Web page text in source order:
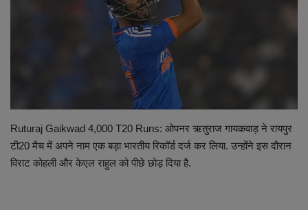
धर्म एवं ज्योतिष
Ruturaj Gaikwad 4,000 T20 Runs: ओपनर ऋतुराज गायकवाड़ ने रायपुर
टी20 मैच में अपने नाम एक बड़ा भारतीय रिकॉर्ड दर्ज कर लिया. उन्होंने इस दौरान
विराट कोहली और केएल राहुल को पीछे छोड़ दिया है.